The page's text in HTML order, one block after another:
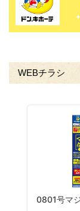
WEBチラシ